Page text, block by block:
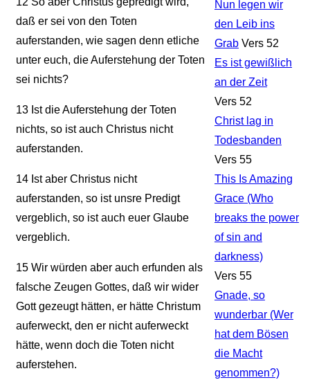
daß er sei von den Toten
auferstanden, wie sagen denn etliche
unter euch, die Auferstehung der Toten
sei nichts?
13Ist die Auferstehung der Toten
nichts, so ist auch Christus nicht
auferstanden.
14Ist aber Christus nicht
auferstanden, so ist unsre Predigt
vergeblich, so ist auch euer Glaube
vergeblich.
15Wir würden aber auch erfunden als
falsche Zeugen Gottes, daß wir wider
Gott gezeugt hätten, er hätte Christum
auferweckt, den er nicht auferweckt
hätte, wenn doch die Toten nicht
auferstehen.
Nun legen wir
den Leib ins
Grab Vers 52
Es ist gewißlich
an der Zeit
Vers 52
Christ lag in
Todesbanden
Vers 55
This Is Amazing
Grace (Who
breaks the power
of sin and
darkness)
Vers 55
Gnade, so
wunderbar (Wer
hat dem Bösen
die Macht
genommen?)